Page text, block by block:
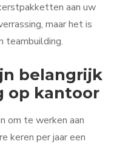
aan uw
maar het is
teambuilding.
belangrijk
op kantoor
om te werken aan
keren per jaar een